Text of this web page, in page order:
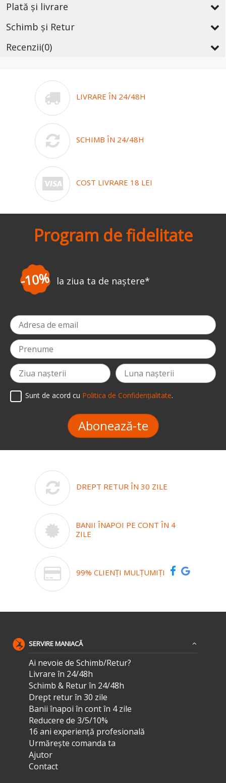
Plată și livrare
Schimb și Retur
Recenzii(0)
LIVRARE ÎN 24/48H
SCHIMB ÎN 24/48H
COST LIVRARE 18 LEI
Program de fidelitate
-3% la prima comandă
Sunt de acord cu Politica de Confidențialitate.
Abonează-te
DREPT RETUR ÎN 30 ZILE
BANII ÎNAPOI PE CONT ÎN 4
ZILE
99% CLIENȚI MULȚUMIȚI
SERVIRE MANIACĂ
Ai nevoie de Schimb/Retur?
Livrare în 24/48h
Schimb & Retur în 24/48h
Drept retur în 30 zile
Banii înapoi în cont în 4 zile
Reducere de 3/5/10%
16 ani experiență profesională
Urmărește comanda ta
Ajutor
Contact